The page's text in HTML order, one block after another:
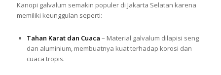
Kanopi galvalum semakin populer di Jakarta Selatan karena
memiliki keunggulan seperti:
Tahan Karat dan Cuaca – Material galvalum dilapisi seng
dan aluminium, membuatnya kuat terhadap korosi dan
cuaca tropis.